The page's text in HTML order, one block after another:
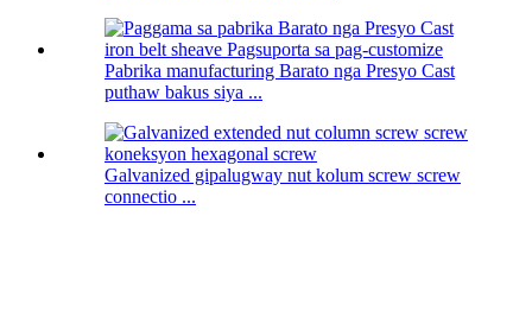
Pabrika manufacturing Barato nga Presyo Cast
puthaw bakus siya ...
Galvanized gipalugway nut kolum screw screw
connectio ...